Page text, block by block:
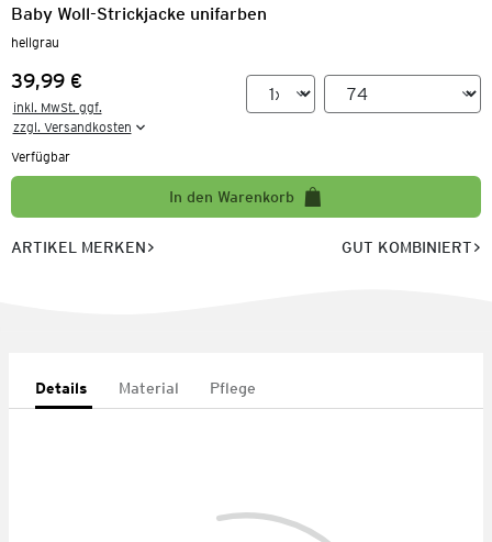
Baby Woll-Strickjacke unifarben
hellgrau
Preis:
39,99 €
inkl. MwSt. ggf.
zzgl. Versandkosten
Verfügbar
In den Warenkorb
ARTIKEL MERKEN GUT KOMBINIERT
Details Material Pflege